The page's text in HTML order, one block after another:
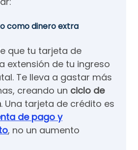
como dinero extra
que tu tarjeta de
extensión de tu ingreso
Te lleva a gastar más
creando un ciclo de
. Una tarjeta de crédito es
de pago y
, no un aumento